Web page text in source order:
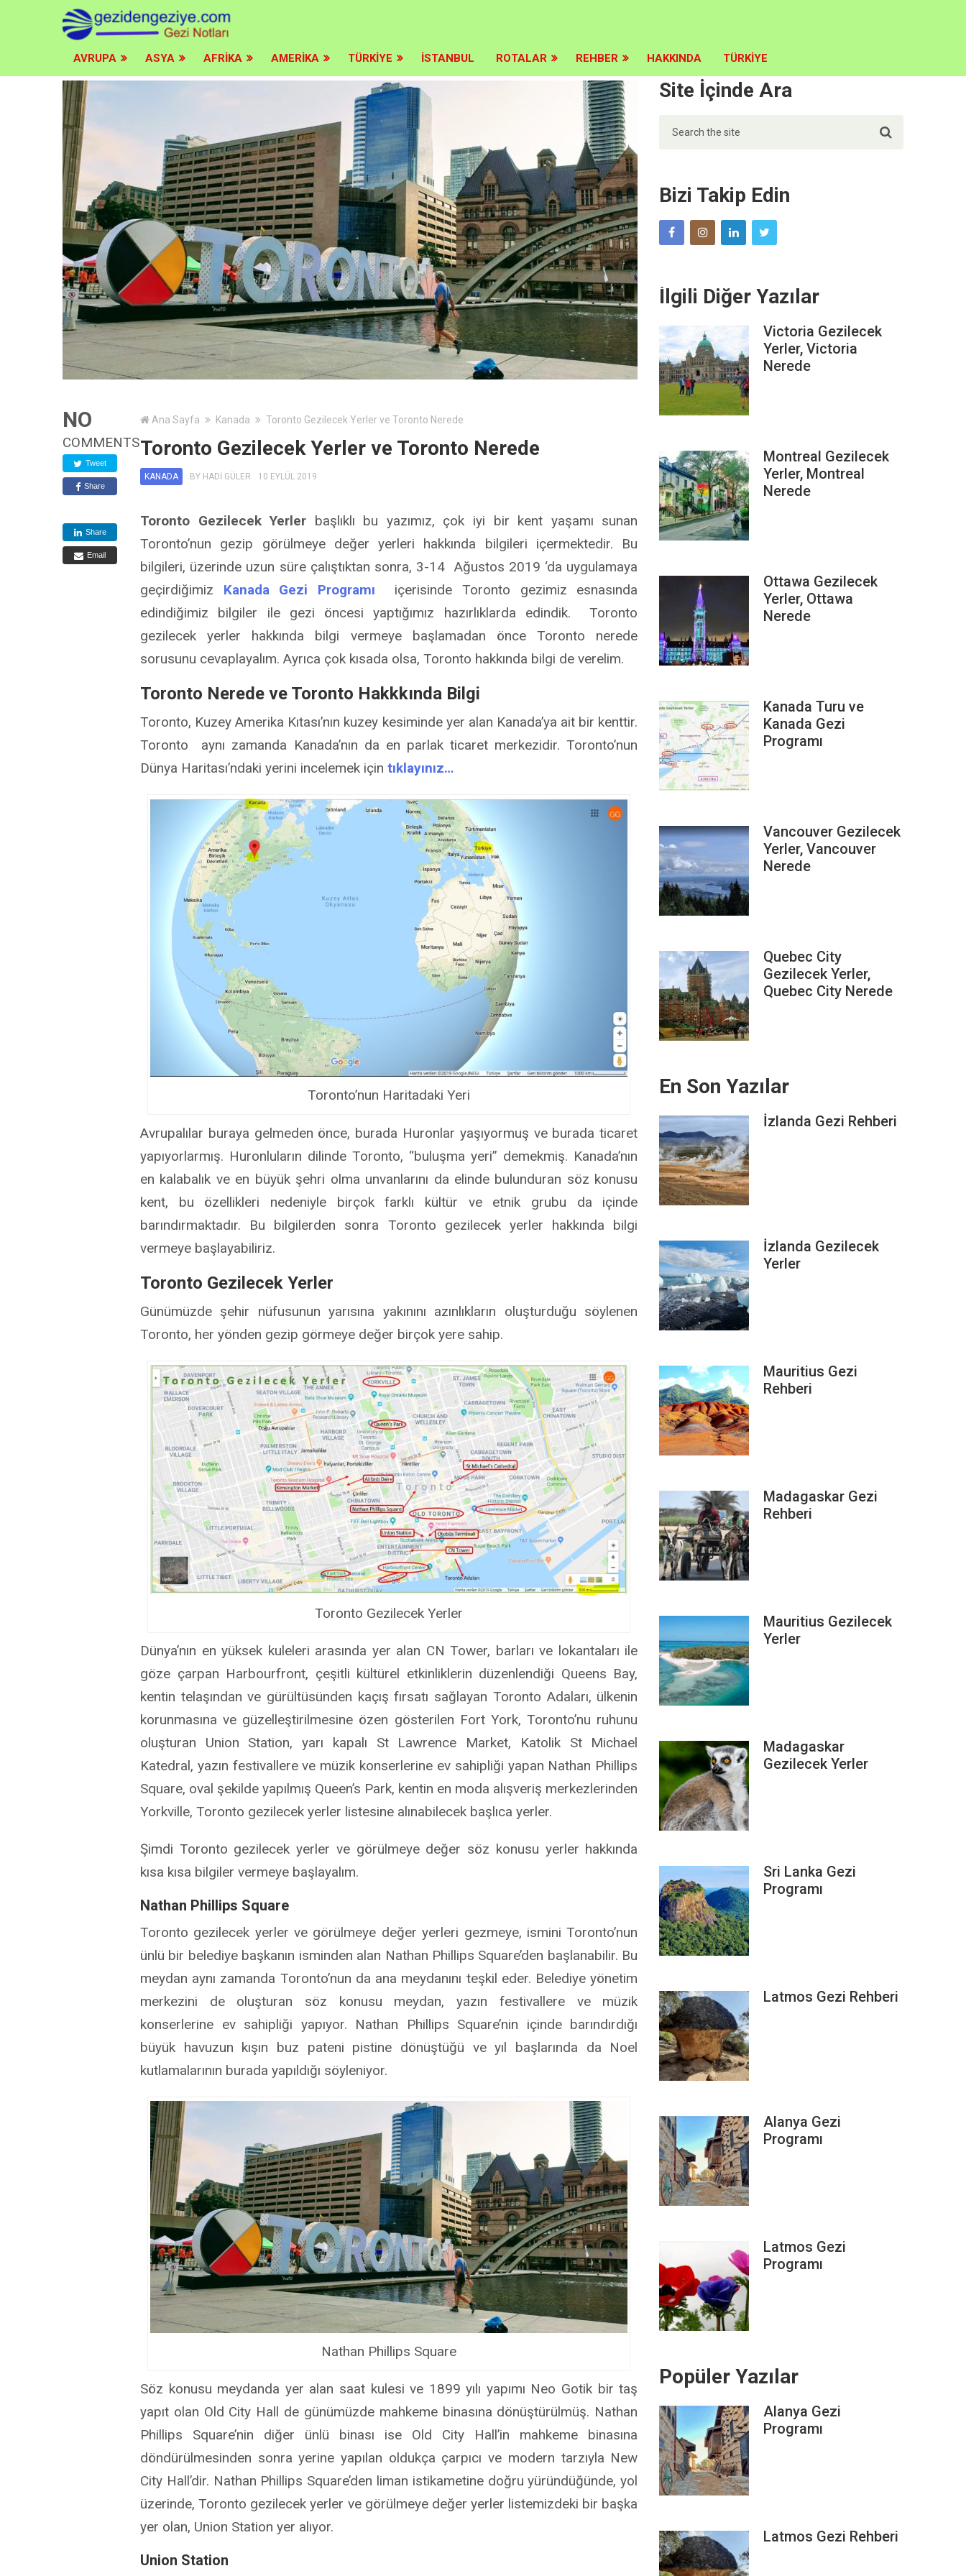
ad itemscope itemtype="http://schema.org/WebSite">
AVRUPA ASYA AFRIKA AMERIKA TÜRKIYE İSTANBUL ROTALAR REHBER HAKKINDA TÜRKIYE
NO
COMMENTS
Tweet
Share
Share
Email
Ana Sayfa Kanada Toronto Gezilecek Yerler ve Toronto Nerede
Toronto Gezilecek Yerler ve Toronto Nerede
KANADA BY HADI GÜLER 10 EYLÜL 2019
Toronto Gezilecek Yerler başlıklı bu yazımız, çok iyi bir kent yaşamı sunan
Toronto’nun gezip görülmeye değer yerleri hakkında bilgileri içermektedir. Bu
bilgileri, üzerinde uzun süre çalıştıktan sonra, 3-14 Ağustos 2019 ‘da uygulamaya
geçirdiğimiz Kanada Gezi Programı içerisinde Toronto gezimiz esnasında
edindiğimiz bilgiler ile gezi öncesi yaptığımız hazırlıklarda edindik. Toronto
gezilecek yerler hakkında bilgi vermeye başlamadan önce Toronto nerede
sorusunu cevaplayalım. Ayrıca çok kısada olsa, Toronto hakkında bilgi de verelim.
Toronto Nerede ve Toronto Hakkkında Bilgi
Toronto, Kuzey Amerika Kıtası’nın kuzey kesiminde yer alan Kanada’ya ait bir kenttir.
Toronto aynı zamanda Kanada’nın da en parlak ticaret merkezidir. Toronto’nun
Dünya Haritası’ndaki yerini incelemek için tıklayınız…
Toronto’nun Haritadaki Yeri
Avrupalılar buraya gelmeden önce, burada Huronlar yaşıyormuş ve burada ticaret
yapıyorlarmış. Huronluların dilinde Toronto, “buluşma yeri” demekmiş. Kanada’nın
en kalabalık ve en büyük şehri olma unvanlarını da elinde bulunduran söz konusu
kent, bu özellikleri nedeniyle birçok farklı kültür ve etnik grubu da içinde
barındırmaktadır. Bu bilgilerden sonra Toronto gezilecek yerler hakkında bilgi
vermeye başlayabiliriz.
Toronto Gezilecek Yerler
Günümüzde şehir nüfusunun yarısına yakınını azınlıkların oluşturduğu söylenen
Toronto, her yönden gezip görmeye değer birçok yere sahip.
Toronto Gezilecek Yerler
Dünya’nın en yüksek kuleleri arasında yer alan CN Tower, barları ve lokantaları ile
göze çarpan Harbourfront, çeşitli kültürel etkinliklerin düzenlendiği Queens Bay,
kentin telaşından ve gürültüsünden kaçış fırsatı sağlayan Toronto Adaları, ülkenin
korunmasına ve güzelleştirilmesine özen gösterilen Fort York, Toronto’nu ruhunu
oluşturan Union Station, yarı kapalı St Lawrence Market, Katolik St Michael
Katedral, yazın festivallere ve müzik konserlerine ev sahipliği yapan Nathan Phillips
Square, oval şekilde yapılmış Queen’s Park, kentin en moda alışveriş merkezlerinden
Yorkville, Toronto gezilecek yerler listesine alınabilecek başlıca yerler.
Şimdi Toronto gezilecek yerler ve görülmeye değer söz konusu yerler hakkında
kısa kısa bilgiler vermeye başlayalım.
Nathan Phillips Square
Toronto gezilecek yerler ve görülmeye değer yerleri gezmeye, ismini Toronto’nun
ünlü bir belediye başkanın isminden alan Nathan Phillips Square’den başlanabilir. Bu
meydan aynı zamanda Toronto’nun da ana meydanını teşkil eder. Belediye yönetim
merkezini de oluşturan söz konusu meydan, yazın festivallere ve müzik
konserlerine ev sahipliği yapıyor. Nathan Phillips Square’nin içinde barındırdığı
büyük havuzun kışın buz pateni pistine dönüştüğü ve yıl başlarında da Noel
kutlamalarının burada yapıldığı söyleniyor.
Nathan Phillips Square
Söz konusu meydanda yer alan saat kulesi ve 1899 yılı yapımı Neo Gotik bir taş
yapıt olan Old City Hall de günümüzde mahkeme binasına dönüştürülmüş. Nathan
Phillips Square’nin diğer ünlü binası ise Old City Hall’in mahkeme binasına
döndürülmesinden sonra yerine yapılan oldukça çarpıcı ve modern tarzıyla New
City Hall’dir. Nathan Phillips Square’den liman istikametine doğru yüründüğünde, yol
üzerinde, Toronto gezilecek yerler ve görülmeye değer yerler listemizdeki bir başka
yer olan, Union Station yer alıyor.
Union Station
Site İçinde Ara
Bizi Takip Edin
İlgili Diğer Yazılar
Victoria Gezilecek
Yerler, Victoria
Nerede
Montreal Gezilecek
Yerler, Montreal
Nerede
Ottawa Gezilecek
Yerler, Ottawa
Nerede
Kanada Turu ve
Kanada Gezi
Programı
Vancouver Gezilecek
Yerler, Vancouver
Nerede
Quebec City
Gezilecek Yerler,
Quebec City Nerede
En Son Yazılar
İzlanda Gezi Rehberi
İzlanda Gezilecek
Yerler
Mauritius Gezi
Rehberi
Madagaskar Gezi
Rehberi
Mauritius Gezilecek
Yerler
Madagaskar
Gezilecek Yerler
Sri Lanka Gezi
Programı
Latmos Gezi Rehberi
Alanya Gezi
Programı
Latmos Gezi
Programı
Popüler Yazılar
Alanya Gezi
Programı
Latmos Gezi Rehberi